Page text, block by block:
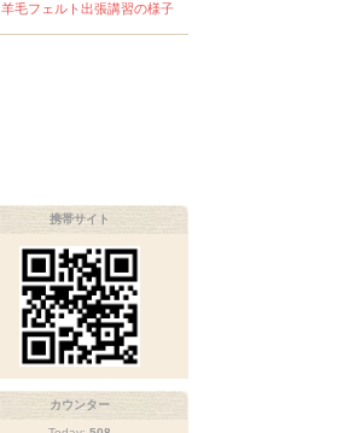
羊毛フェルト出張講習の様子
携帯サイト
カウンター